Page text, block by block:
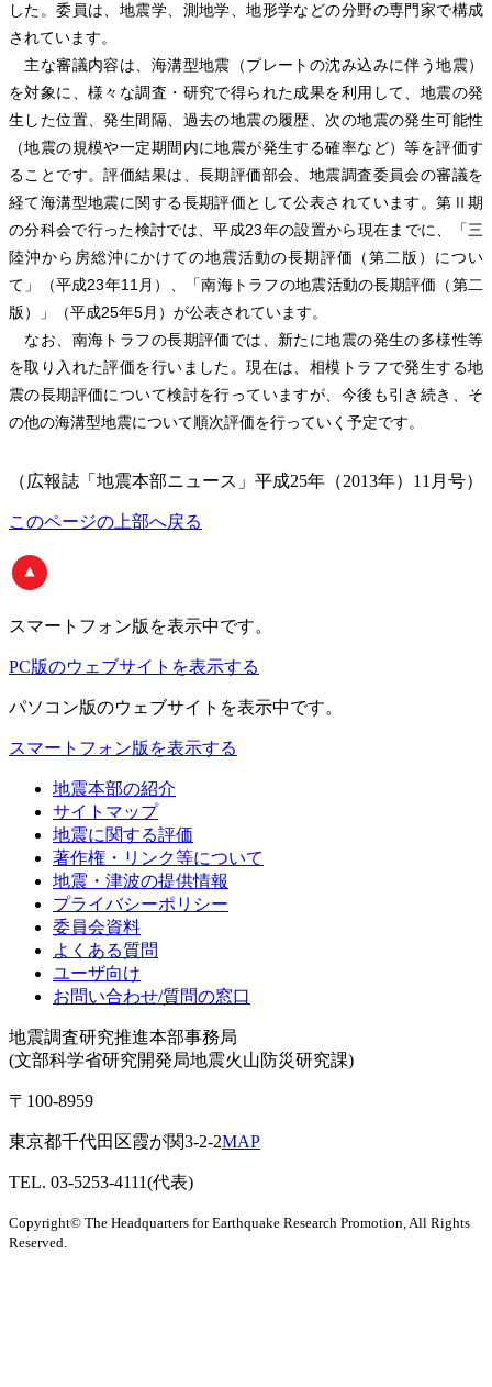
した。委員は、地震学、測地学、地形学などの分野の専門家で構成
されています。
主な審議内容は、海溝型地震（プレートの沈み込みに伴う地震）
を対象に、様々な調査・研究で得られた成果を利用して、地震の発
生した位置、発生間隔、過去の地震の履歴、次の地震の発生可能性
（地震の規模や一定期間内に地震が発生する確率など）等を評価す
ることです。評価結果は、長期評価部会、地震調査委員会の審議を
経て海溝型地震に関する長期評価として公表されています。第Ⅱ期
の分科会で行った検討では、平成23年の設置から現在までに、「三
陸沖から房総沖にかけての地震活動の長期評価（第二版）につい
て」（平成23年11月）、「南海トラフの地震活動の長期評価（第二
版）」（平成25年5月）が公表されています。
なお、南海トラフの長期評価では、新たに地震の発生の多様性等
を取り入れた評価を行いました。現在は、相模トラフで発生する地
震の長期評価について検討を行っていますが、今後も引き続き、そ
の他の海溝型地震について順次評価を行っていく予定です。
（広報誌「地震本部ニュース」平成25年（2013年）11月号）
このページの上部へ戻る
スマートフォン版 を表示中です。
PC版のウェブサイトを表示する
パソコン版のウェブサイトを表示中です。
スマートフォン版を表示する
地震本部の紹介
サイトマップ
地震に関する評価
著作権・リンク等について
地震・津波の提供情報
プライバシーポリシー
委員会資料
よくある質問
ユーザ向け
お問い合わせ/質問の窓口
地震調査研究推進本部事務局
(文部科学省研究開発局地震火山防災研究課)
〒100-8959
東京都千代田区霞が関3-2-2MAP
TEL. 03-5253-4111(代表)
Copyright© The Headquarters for Earthquake Research Promotion, All Rights
Reserved.